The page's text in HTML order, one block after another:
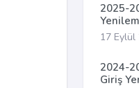
2025-
17 Eylül
2024-
Giriş